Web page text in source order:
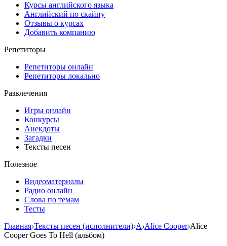
Курсы английского языка
Английский по скайпу
Отзывы о курсах
Добавить компанию
Репетиторы
Репетиторы онлайн
Репетиторы локально
Развлечения
Игры онлайн
Конкурсы
Анекдоты
Загадки
Тексты песен
Полезное
Видеоматериалы
Радио онлайн
Слова по темам
Тесты
Главная›Тексты песен (исполнители)›A›Alice Cooper›Alice
Cooper Goes To Hell (альбом)